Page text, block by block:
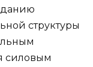
структуры
силовым